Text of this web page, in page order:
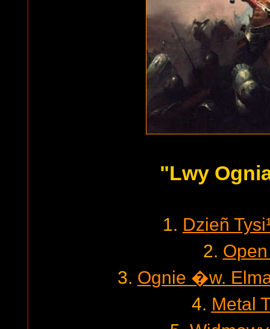
"Lwy
1. Dzieñ
2.
3. Ognie �w.
4. Metal